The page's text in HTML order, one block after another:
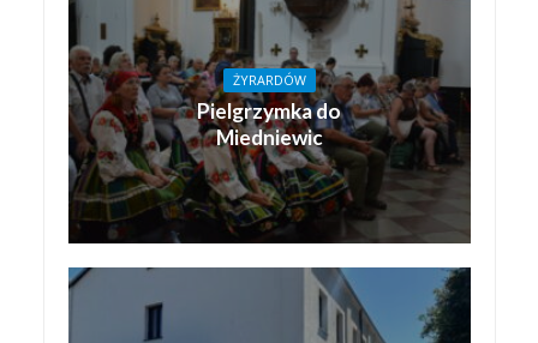
ŻYRARDÓW
Pielgrzymka do
Miedniewic